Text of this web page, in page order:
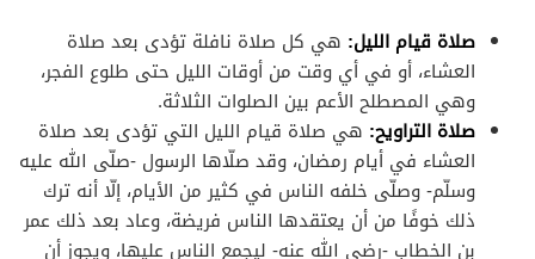
صلاة قيام الليل: هي كل صلاة نافلة تؤدى بعد صلاة
العشاء، أو في أي وقت من أوقات الليل حتى طلوع الفجر،
وهي المصطلح الأعم بين الصلوات الثلاثة.
صلاة التراويح: هي صلاة قيام الليل التي تؤدى بعد صلاة
العشاء في أيام رمضان، وقد صلّاها الرسول -صلّى الله عليه
وسلّم- وصلّى خلفه الناس في كثير من الأيام، إلّا أنه ترك
ذلك خوفًا من أن يعتقدها الناس فريضة، وعاد بعد ذلك عمر
بن الخطاب -رضي الله عنه- ليجمع الناس عليها، ويجوز أن